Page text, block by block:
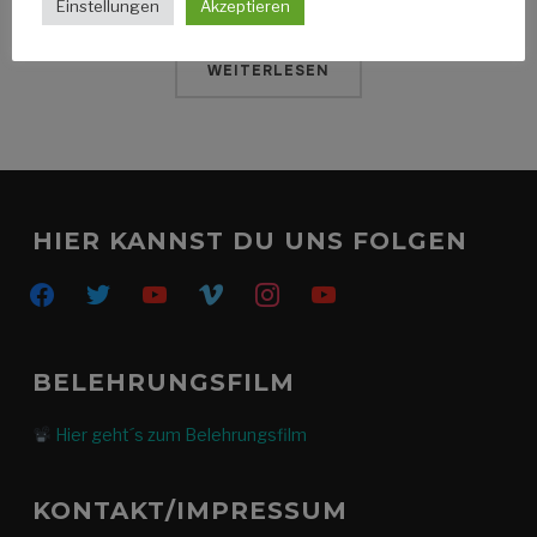
WEITERLESEN
HIER KANNST DU UNS FOLGEN
facebooktwitter youtube vimeo instagramyoutube
BELEHRUNGSFILM
Hier geht´s zum Belehrungsfilm
KONTAKT/IMPRESSUM
Einstellungen Akzeptieren